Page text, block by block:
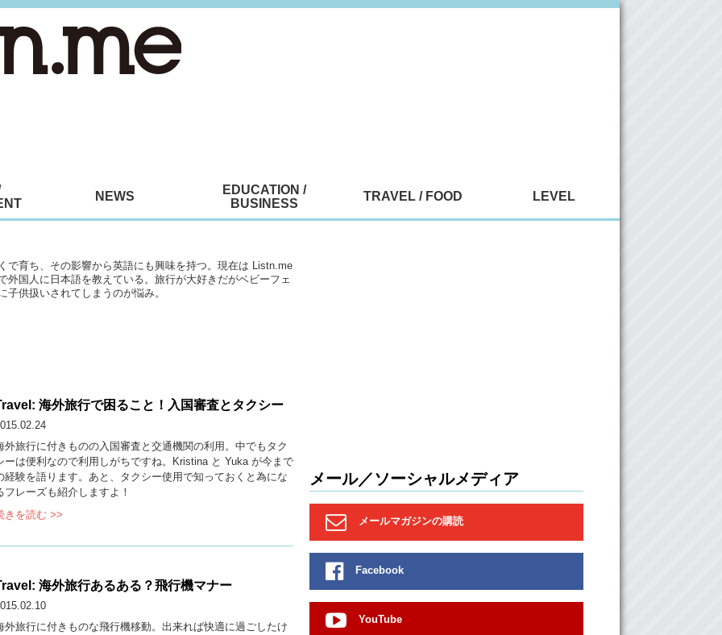
NEWS
EDUCATION /
BUSINESS
TRAVEL / FOOD LEVEL
で育ち、その影響から英語にも興味を持つ。現在は Listn.me
外国人に日本語を教えている。旅行が大好きだがベビーフェ
子供扱いされてしまうのが悩み。
海外旅行で困ること！入国審査とタクシー
外旅行に付きものの入国審査と交通機関の利用。中でもタク
ーは便利なので利用しがちですね。Kristina と Yuka が今まで
経験を語ります。あと、タクシー使用で知っておくと為にな
フレーズも紹介しますよ！
きを読む >>
海外旅行あるある？飛行機マナー
外旅行に付きものな飛行機移動。出来れば快適に過ごしたけ
メール／ソーシャルメディア
メールマガジンの購読
Facebook
YouTube